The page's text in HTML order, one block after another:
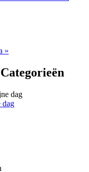
»
dag